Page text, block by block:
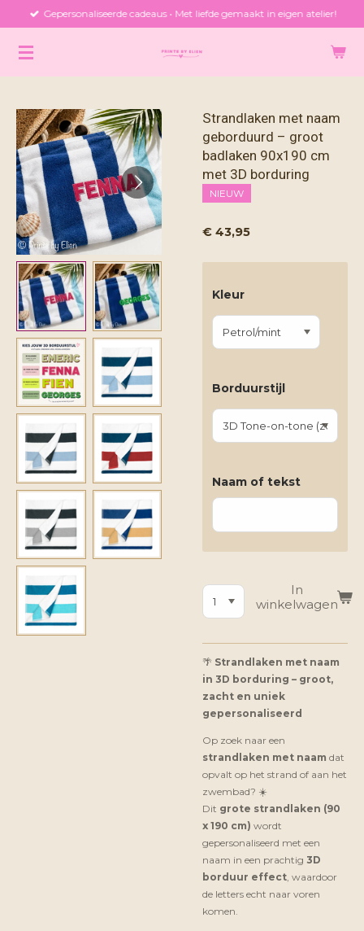
naar
Gepersonaliseerde cadeaus • Met liefde gemaakt in eigen atelier!
Strandlaken met naam
geborduurd – groot
badlaken 90x190 cm
met 3D borduring
NIEUW
€ 43,95
Kleur
Borduurstijl
Naam of tekst
In
winkelwagen
🌴 Strandlaken met naam
in 3D borduring – groot,
zacht en uniek
gepersonaliseerd
Op zoek naar een
strandlaken met naam dat
opvalt op het strand of aan het
zwembad? ☀️
Dit grote strandlaken (90
x 190 cm) wordt
gepersonaliseerd met een
naam in een prachtig 3D
borduur effect, waardoor
de letters echt naar voren
komen.